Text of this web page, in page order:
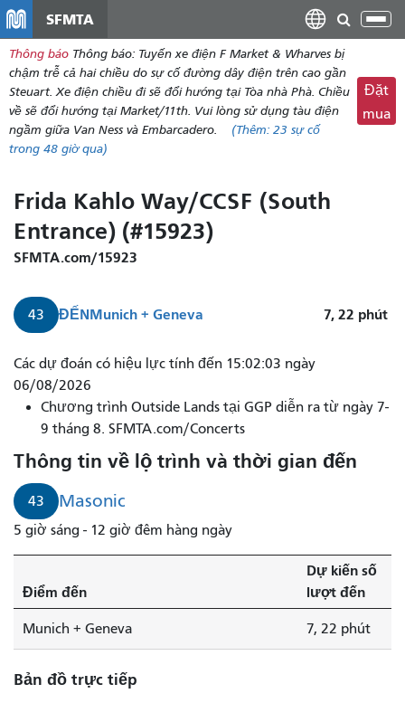
dung
SFMTA
Thông báo Thông báo: Tuyến xe điện F Market & Wharves bị
chậm trễ cả hai chiều do sự cố đường dây điện trên cao gần
Steuart. Xe điện chiều đi sẽ đổi hướng tại Tòa nhà Phà. Chiều
về sẽ đổi hướng tại Market/11th. Vui lòng sử dụng tàu điện
ngầm giữa Van Ness và Embarcadero.
(Thêm: 23 sự cố
trong 48 giờ qua)
Đặt
mua
Frida Kahlo Way/CCSF (South
Entrance) (#15923)
SFMTA.com/15923
43 ĐẾNMunich + Geneva 7, 22 phút
Các dự đoán có hiệu lực tính đến 15:02:03 ngày
06/08/2026
Chương trình Outside Lands tại GGP diễn ra từ ngày 7-
9 tháng 8. SFMTA.com/Concerts
Thông tin về lộ trình và thời gian đến
43 Masonic
5 giờ sáng - 12 giờ đêm hàng ngày
Điểm đến
Dự kiến ​​số
lượt đến
Munich + Geneva 7, 22 phút
Bản đồ trực tiếp